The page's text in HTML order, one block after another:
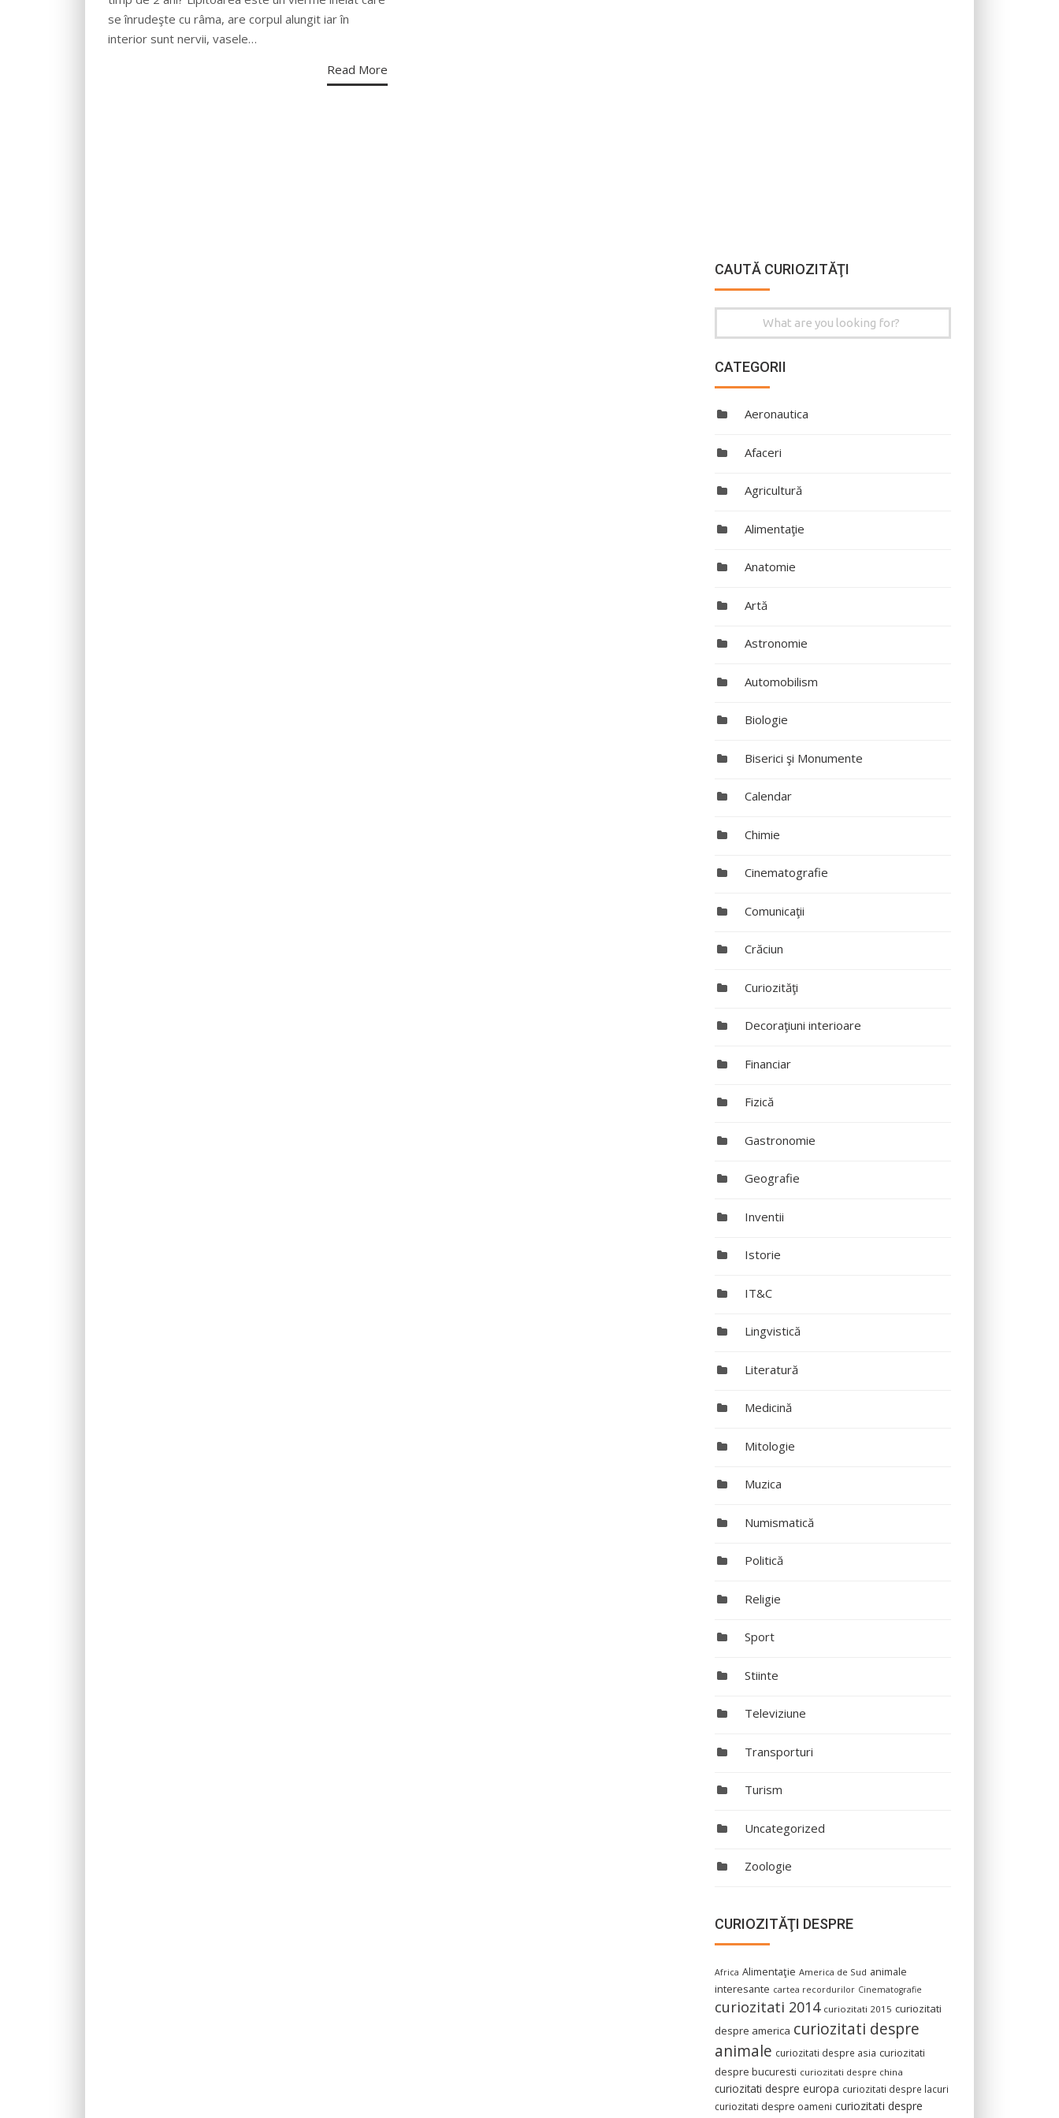
se înrudeşte cu râma, are corpul alungit iar în
interior sunt nervii, vasele…
Read More
CAUTĂ CURIOZITĂŢI
Search
CATEGORII
Aeronautica
Afaceri
Agricultură
Alimentaţie
Anatomie
Artă
Astronomie
Automobilism
Biologie
Biserici şi Monumente
Calendar
Chimie
Cinematografie
Comunicaţii
Crăciun
Curiozităţi
Decoraţiuni interioare
Financiar
Fizică
Gastronomie
Geografie
Inventii
Istorie
IT&C
Lingvistică
Literatură
Medicină
Mitologie
Muzica
Numismatică
Politică
Religie
Sport
Stiinte
Televiziune
Transporturi
Turism
Uncategorized
Zoologie
CURIOZITĂŢI DESPRE
Africa Alimentaţie America de Sud animale
interesante cartea recordurilor Cinematografie
curiozitati 2014 curiozitati 2015 curiozitati
despre america curiozitati despre
animale curiozitati despre asia curiozitati
despre bucuresti curiozitati despre china
curiozitati despre europa curiozitati despre lacuri
curiozitati despre oameni curiozitati despre